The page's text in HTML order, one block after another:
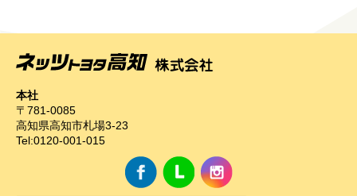
する迅速なご連絡（電⼦メール、電話、郵送によるご
連絡）
営業上のご案内
(5)商品の企画・開発あるいはお客様満⾜向上策などの
検討のためのお客様アンケート調査の実施
【3．推奨環境について】
本社
〒781-0085
高知県高知市札場3-23
Tel:0120-001-015